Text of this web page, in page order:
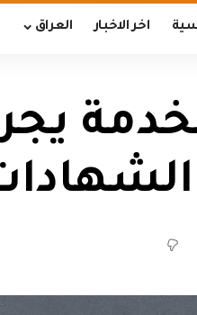
اخر الاخبار العراق
يجري